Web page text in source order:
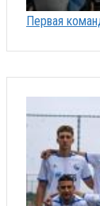
Первая